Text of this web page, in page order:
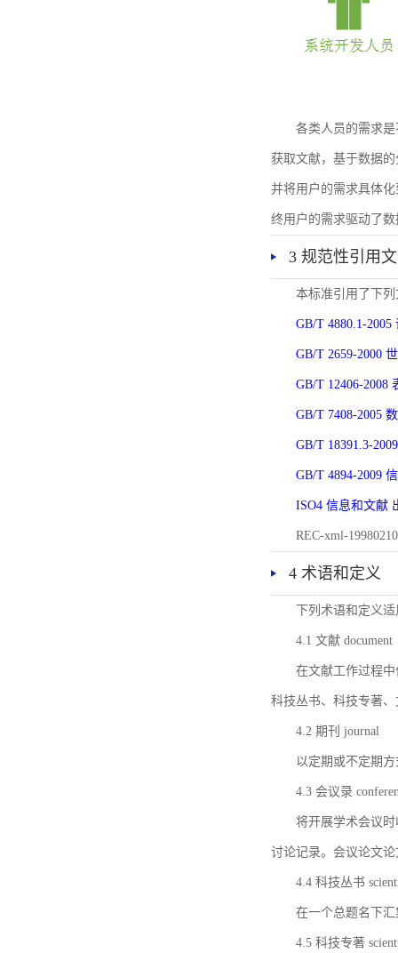
各类人员的需求
获取文献，基于数据
并将用户的需求具体
终用户的需求驱动了
3 规范性引用
本标准引用了下
GB/T 4880.1-
GB/T 2659-2000
GB/T 12406-2008
GB/T 7408-2005
GB/T 18391.3-
GB/T 4894-2009
ISO4 信息和文献
REC-xml-
4 术语和定义
下列术语和定义
4.1 文献 document
在文献工作过程
科技丛书、科技专著
4.2 期刊 journal
以定期或不定期
4.3 会议录
将开展学术会议
讨论记录。会议论文
4.4 科技丛书
在一个总题名下
4.5 科技专著